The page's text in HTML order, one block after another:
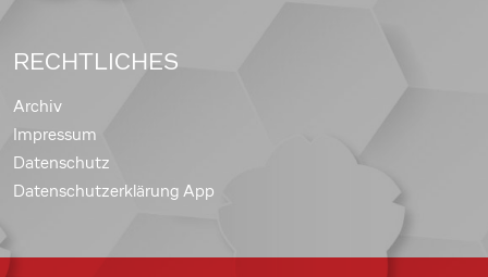
RECHTLICHES
Archiv
Impressum
Datenschutz
Datenschutzerklärung App